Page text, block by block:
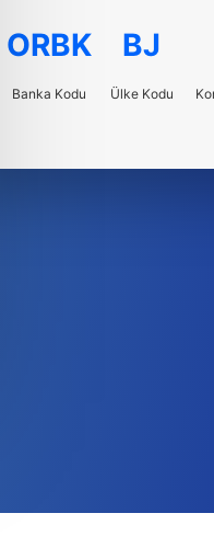
ORBK
Banka Kodu
BJ
Ülke Kodu